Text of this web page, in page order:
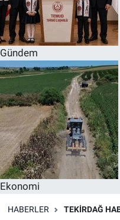
Gündem
Ekonomi
HABERLER TEKIRDAĞ